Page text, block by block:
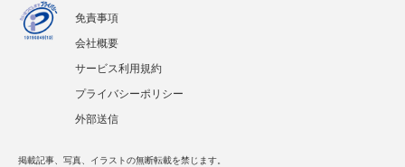
免責事項
会社概要
サービス利用規約
プライバシーポリシー
外部送信
掲載記事、写真、イラストの無断転載を禁じます。